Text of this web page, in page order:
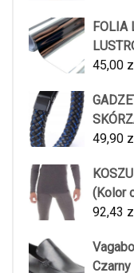
FOLIA
45,00
49,90
(Kolor
92,43
Czarny